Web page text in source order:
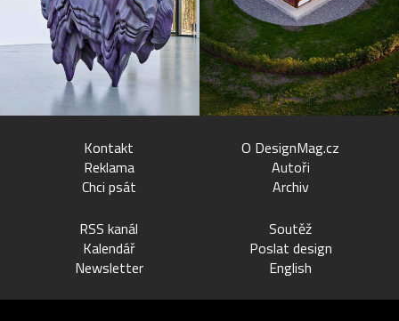
Kontakt
Reklama
Chci psát
O DesignMag.cz
Autoři
Archiv
RSS kanál
Kalendář
Newsletter
Soutěž
Poslat design
English